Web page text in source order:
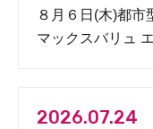
８月６日(木)都市
マックスバリュ
2026.07.24